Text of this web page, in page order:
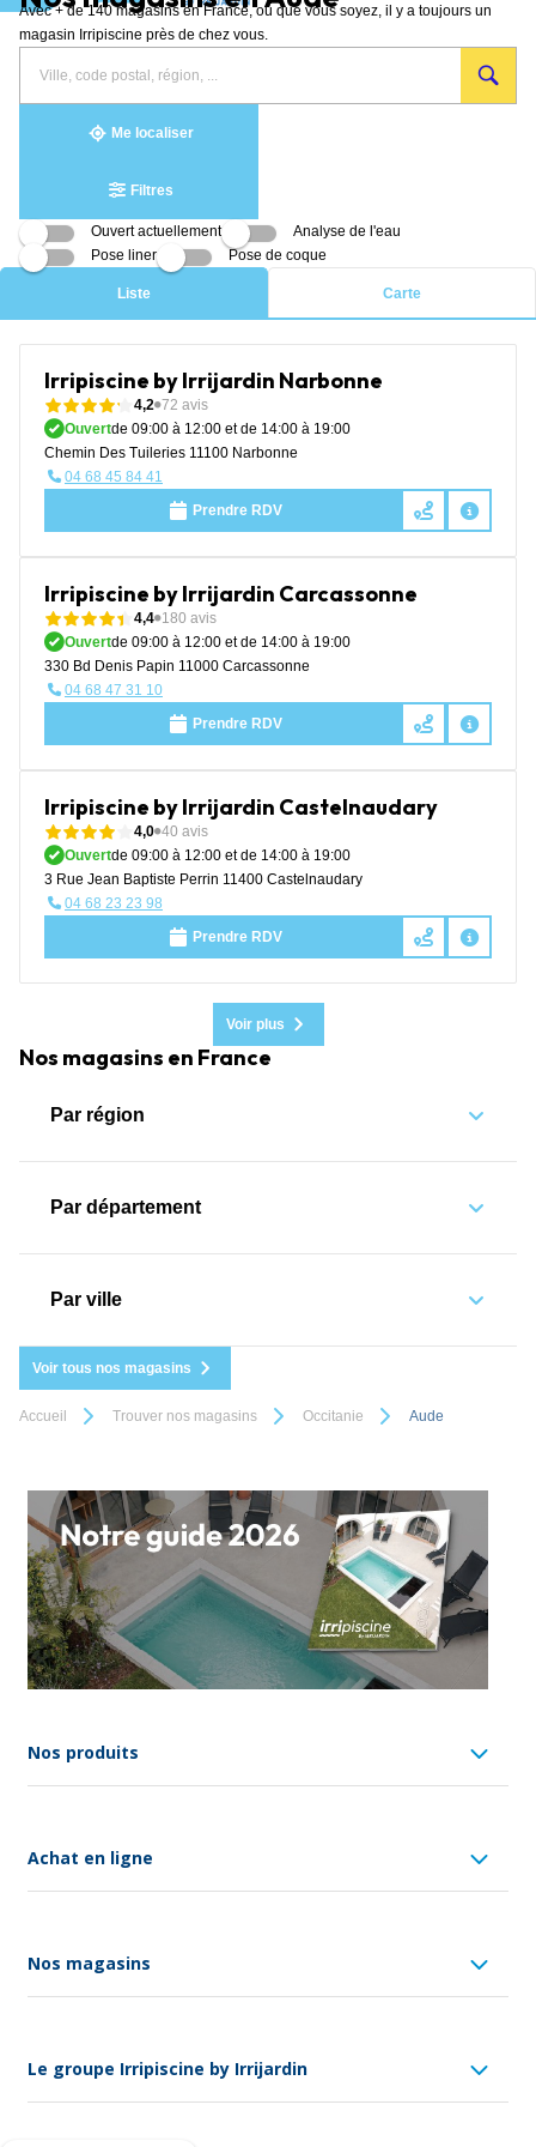
Aller au contenu
Avec + de 140 magasins en France, où que vous soyez, il y a toujours un
magasin Irripiscine près de chez vous.
Rechercher
Veuillez
renseigner
{{count}}
résultat(s)
Me localiser
Filtres
Ouvert actuellement
Analyse de l'eau
Pose liner
Pose de coque
Liste Carte
Irripiscine by Irrijardin Narbonne
4,2 72 avis
Ouvertde 09:00 à 12:00 et de 14:00 à 19:00
Chemin Des Tuileries 11100 Narbonne
04 68 45 84 41
Prendre RDV
Irripiscine by Irrijardin Carcassonne
4,4 180 avis
Ouvertde 09:00 à 12:00 et de 14:00 à 19:00
330 Bd Denis Papin 11000 Carcassonne
04 68 47 31 10
Prendre RDV
Irripiscine by Irrijardin Castelnaudary
4,0 40 avis
Ouvertde 09:00 à 12:00 et de 14:00 à 19:00
3 Rue Jean Baptiste Perrin 11400 Castelnaudary
04 68 23 23 98
Prendre RDV
Voir plus
Nos magasins en France
Par région
Par département
Par ville
Voir tous nos magasins
Accueil Trouver nos magasins Occitanie Aude
Nos produits
Achat en ligne
Nos magasins
Le groupe Irripiscine by Irrijardin